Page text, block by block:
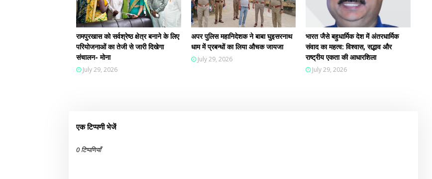
रामपुरखास को सर्वश्रेष्ठ क्षेत्र बनाने के लिए
परियोजनाओं का तेजी से जारी दिखेगा
संचालन- मोना
July 29, 2026
अपर पुलिस महानिदेशक ने बाबा घुइसरनाथ
धाम में प्रबन्धों का लिया औचक जायजा
July 29, 2026
भारत जैसे बहुधार्मिक देश में अंतरधार्मिक
संवाद का महत्व: विश्वास, सद्भाव और
राष्ट्रीय एकता की आधारशिला
July 29, 2026
एक टिप्पणी भेजें
0 टिप्पणियाँ